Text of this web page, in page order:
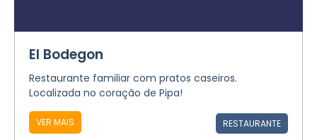
El Bodegon
Restaurante familiar com pratos caseiros.
Localizada no coração de Pipa!
VER MAIS RESTAURANTE